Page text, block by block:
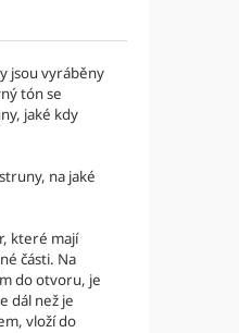
jsou vyráběny
tón se
jaké kdy
na jaké
které mají
části. Na
do otvoru, je
dál než je
vloží do